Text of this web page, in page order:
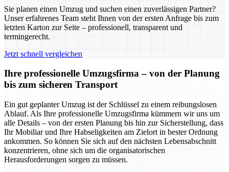
Sie planen einen Umzug und suchen einen zuverlässigen Partner?
Unser erfahrenes Team steht Ihnen von der ersten Anfrage bis zum
letzten Karton zur Seite – professionell, transparent und
termingerecht.
Jetzt schnell vergleichen
Ihre professionelle Umzugsfirma – von der Planung
bis zum sicheren Transport
Ein gut geplanter Umzug ist der Schlüssel zu einem reibungslosen
Ablauf. Als Ihre professionelle Umzugsfirma kümmern wir uns um
alle Details – von der ersten Planung bis hin zur Sicherstellung, dass
Ihr Mobiliar und Ihre Habseligkeiten am Zielort in bester Ordnung
ankommen. So können Sie sich auf den nächsten Lebensabschnitt
konzentrieren, ohne sich um die organisatorischen
Herausforderungen sorgen zu müssen.